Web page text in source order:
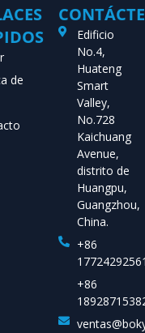
de
Edificio
No.4,
Huateng
Smart
Valley,
No.728
Kaichuang
Avenue,
distrito de
Huangpu,
Guangzhou,
China.
+86
+86